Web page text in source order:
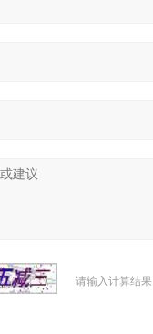
请输入计算结